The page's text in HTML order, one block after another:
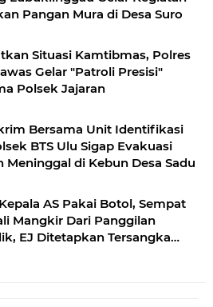
Pangan Mura di Desa Suro
Situasi Kamtibmas, Polres
Gelar "Patroli Presisi"
Polsek Jajaran
Bersama Unit Identifikasi
BTS Ulu Sigap Evakuasi
Meninggal di Kebun Desa Sadu
AS Pakai Botol, Sempat
Mangkir Dari Panggilan
EJ Ditetapkan Tersangka